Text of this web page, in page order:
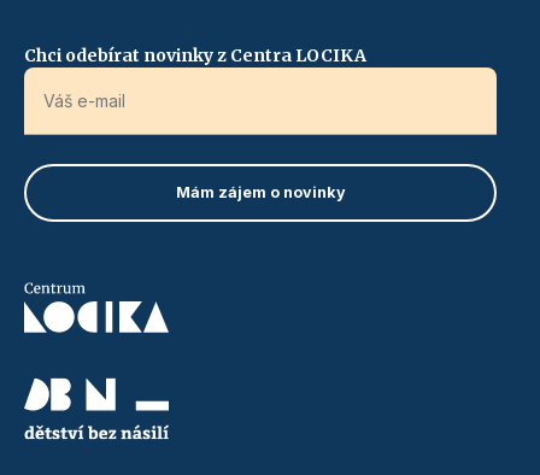
Chci odebírat novinky z Centra LOCIKA